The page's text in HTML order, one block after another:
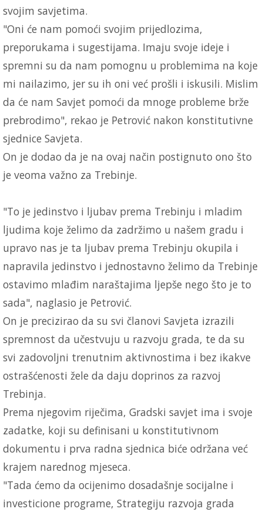
svojim savjetima.
"Oni će nam pomoći svojim prijedlozima,
preporukama i sugestijama. Imaju svoje ideje i
spremni su da nam pomognu u problemima na koje
mi nailazimo, jer su ih oni već prošli i iskusili. Mislim
da će nam Savjet pomoći da mnoge probleme brže
prebrodimo", rekao je Petrović nakon konstitutivne
sjednice Savjeta.
On je dodao da je na ovaj način postignuto ono što
je veoma važno za Trebinje.
"To je jedinstvo i ljubav prema Trebinju i mladim
ljudima koje želimo da zadržimo u našem gradu i
upravo nas je ta ljubav prema Trebinju okupila i
napravila jedinstvo i jednostavno želimo da Trebinje
ostavimo mlađim naraštajima ljepše nego što je to
sada", naglasio je Petrović.
On je precizirao da su svi članovi Savjeta izrazili
spremnost da učestvuju u razvoju grada, te da su
svi zadovoljni trenutnim aktivnostima i bez ikakve
ostrašćenosti žele da daju doprinos za razvoj
Trebinja.
Prema njegovim riječima, Gradski savjet ima i svoje
zadatke, koji su definisani u konstitutivnom
dokumentu i prva radna sjednica biće održana već
krajem narednog mjeseca.
"Tada ćemo da ocijenimo dosadašnje socijalne i
investicione programe, Strategiju razvoja grada